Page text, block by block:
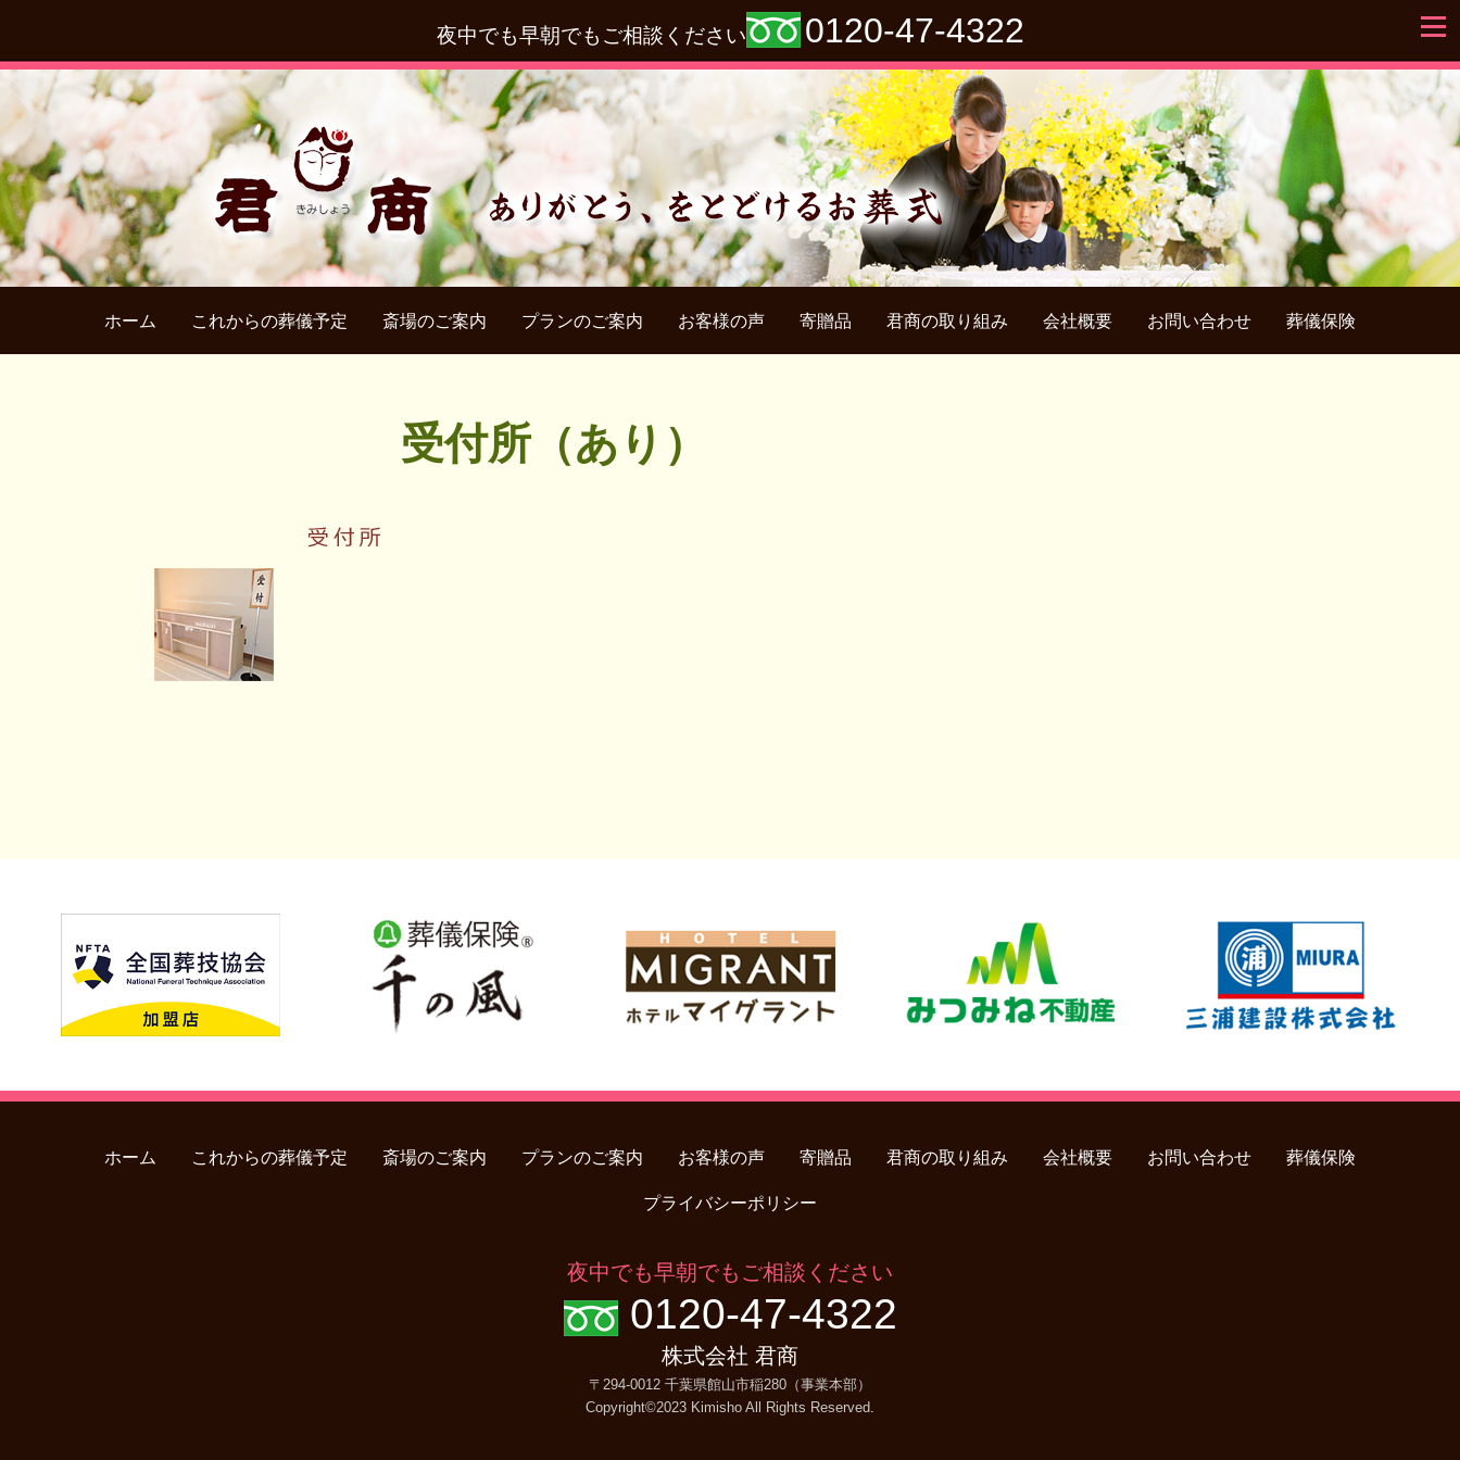
夜中でも早朝でもご相談ください 0120-47-4322
ホーム これからの葬儀予定 斎場のご案内 プランのご案内 お客様の声 寄贈品 君商の取り組み 会社概要 お問い合わせ 葬儀保険
受付所（あり）
ホーム これからの葬儀予定 斎場のご案内 プランのご案内 お客様の声 寄贈品 君商の取り組み 会社概要 お問い合わせ 葬儀保険
プライバシーポリシー
夜中でも早朝でもご相談ください
0120-47-4322
株式会社 君商
〒294-0012 千葉県館山市稲280（事業本部）
Copyright©2023 Kimisho All Rights Reserved.